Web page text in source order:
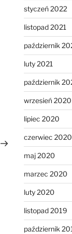
Następny
styczeń 2022
listopad 2021
październik
luty 2021
październik
wrzesień 2020
lipiec 2020
czerwiec 2020
maj 2020
marzec 2020
luty 2020
listopad 2019
październik